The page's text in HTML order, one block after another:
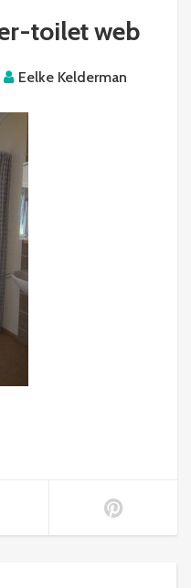
toilet web
Eelke Kelderman